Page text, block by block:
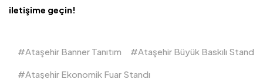
iletişime geçin!
Ataşehir Banner Tanıtım Ataşehir Büyük Baskılı Stand
Ataşehir Ekonomik Fuar Standı